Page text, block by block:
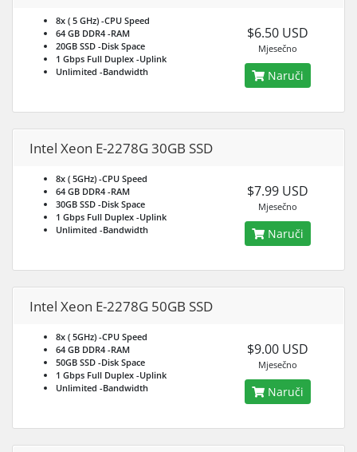
8x ( 5 GHz) -CPU Speed
64 GB DDR4 -RAM
20GB SSD -Disk Space
1 Gbps Full Duplex -Uplink
Unlimited -Bandwidth
$6.50 USD
Mjesečno
Naruči
Intel Xeon E-2278G 30GB SSD
8x ( 5GHz) -CPU Speed
64 GB DDR4 -RAM
30GB SSD -Disk Space
1 Gbps Full Duplex -Uplink
Unlimited -Bandwidth
$7.99 USD
Mjesečno
Naruči
Intel Xeon E-2278G 50GB SSD
8x ( 5GHz) -CPU Speed
64 GB DDR4 -RAM
50GB SSD -Disk Space
1 Gbps Full Duplex -Uplink
Unlimited -Bandwidth
$9.00 USD
Mjesečno
Naruči